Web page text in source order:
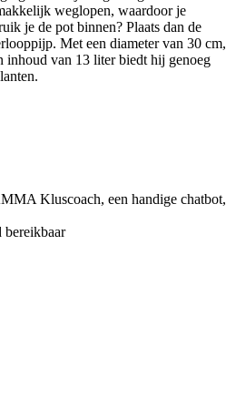
weglopen, waardoor je
je de pot binnen? Plaats dan de
Met een diameter van 30 cm,
inhoud van 13 liter biedt hij genoeg
Kluscoach, een handige chatbot,